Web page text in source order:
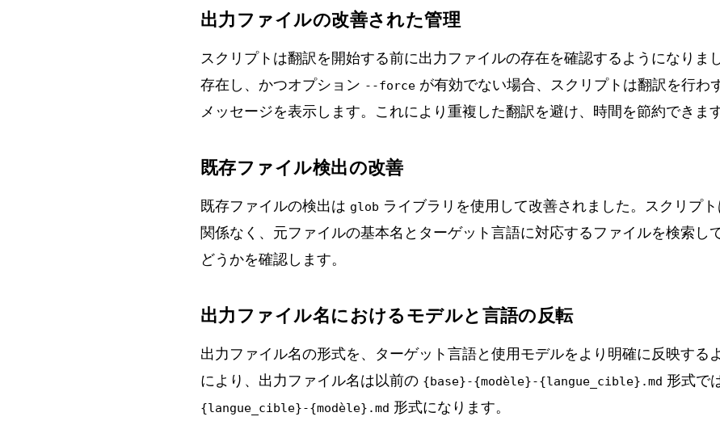
出力ファイルの改善された管理
スクリプトは翻訳を開始する前に出力ファイルの存在を確認するようになりま
存在し、かつオプション --force が有効でない場合、スクリプトは翻訳を行わ
メッセージを表示します。これにより重複した翻訳を避け、時間を節約できます
既存ファイル検出の改善
既存ファイルの検出は glob ライブラリを使用して改善されました。スクリプ
関係なく、元ファイルの基本名とターゲット言語に対応するファイルを検索し
どうかを確認します。
出力ファイル名におけるモデルと言語の反転
出力ファイル名の形式を、ターゲット言語と使用モデルをより明確に反映する
により、出力ファイル名は以前の {base}-{modèle}-{langue_cible}.md 形式で
{langue_cible}-{modèle}.md 形式になります。